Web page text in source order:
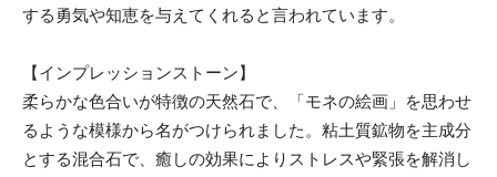
する勇気や知恵を与えてくれると言われています。
【インプレッションストーン】
柔らかな色合いが特徴の天然石で、「モネの絵画」を思わせ
るような模様から名がつけられました。粘土質鉱物を主成分
とする混合石で、癒しの効果によりストレスや緊張を解消し